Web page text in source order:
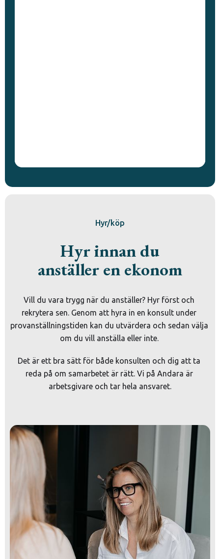
Hyr/köp
Hyr innan du
anställer en ekonom
Vill du vara trygg när du anställer? Hyr först och
rekrytera sen. Genom att hyra in en konsult under
provanställningstiden kan du utvärdera och sedan välja
om du vill anställa eller inte.
Det är ett bra sätt för både konsulten och dig att ta
reda på om samarbetet är rätt. Vi på Andara är
arbetsgivare och tar hela ansvaret.